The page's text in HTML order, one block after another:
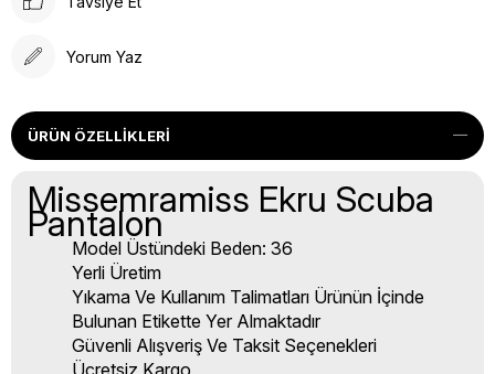
Yorum Yaz
ÜRÜN ÖZELLIKLERI
Missemramiss Ekru Scuba
Pantalon
Model Üstündeki Beden: 36
Yerli Üretim
Yıkama Ve Kullanım Talimatları Ürünün İçinde
Bulunan Etikette Yer Almaktadır
Güvenli Alışveriş Ve Taksit Seçenekleri